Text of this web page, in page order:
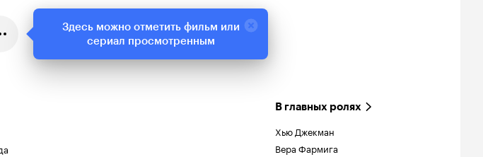
В главных ролях
Хью Джекман
Вера Фармига
Здесь можно отметить фильм или
сериал просмотренным